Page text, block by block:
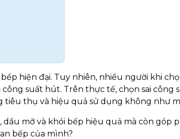
hiện đại. Tuy nhiên, nhiều người khi
suất hút. Trên thực tế, chọn sai công
thụ và hiệu quả sử dụng không như
mỡ và khói bếp hiệu quả mà còn góp
bếp của mình?